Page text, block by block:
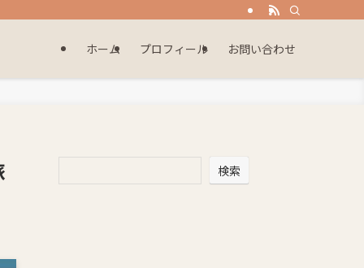
ホーム プロフィール お問い合わせ
検索